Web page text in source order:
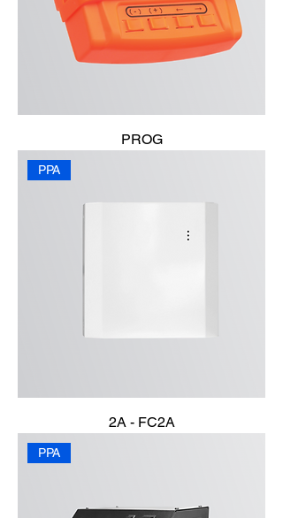
PROG
PPA
2A - FC2A
PPA